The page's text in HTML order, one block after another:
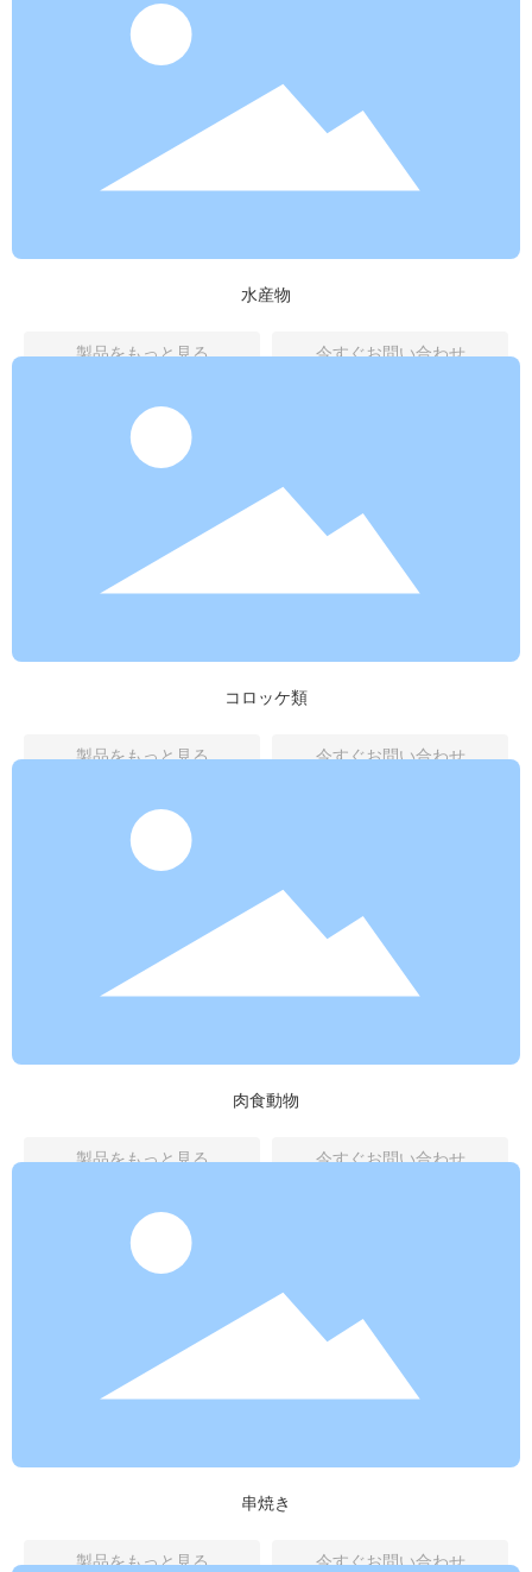
水産物
製品をもっと見る 今すぐお問い合わせ
コロッケ類
製品をもっと見る 今すぐお問い合わせ
肉食動物
製品をもっと見る 今すぐお問い合わせ
串焼き
製品をもっと見る 今すぐお問い合わせ